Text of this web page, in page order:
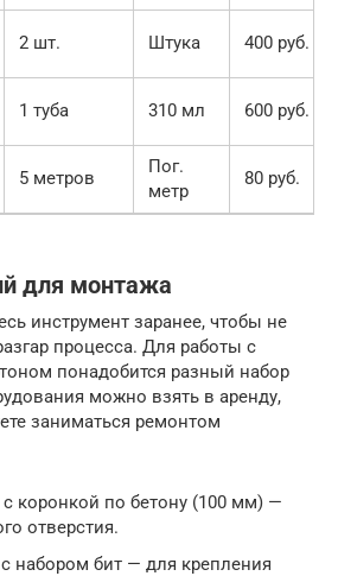
2 шт. Штука 400 руб.
1 туба 310 мл 600 руб.
5 метров
Пог.
метр
80 руб.
для монтажа
инструмент заранее, чтобы не
процесса. Для работы с
понадобится разный набор
можно взять в аренду,
заниматься ремонтом
коронкой по бетону (100 мм) —
отверстия.
набором бит — для крепления